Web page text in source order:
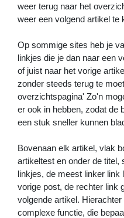
weer terug naar het
weer een volgend artikel te
Op sommige sites heb je
linkjes die je dan naar een
of juist naar het vorige
zonder steeds terug te
overzichtspagina' Zo'n
er ook in hebben, zodat de
een stuk sneller kunnen
Bovenaan elk artikel, vlak
artikeltest en onder de titel,
linkjes, de meest linker link
vorige post, de rechter link
volgende artikel.
complexe functie, die